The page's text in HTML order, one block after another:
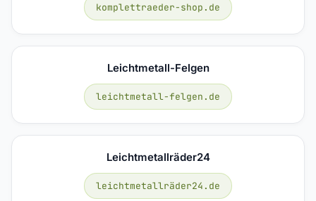
komplettraeder-shop.de
Leichtmetall-Felgen
leichtmetall-felgen.de
Leichtmetallräder24
leichtmetallräder24.de